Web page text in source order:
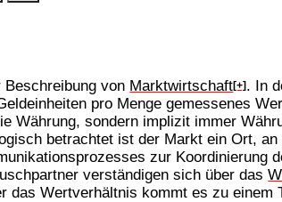
von Marktwirtschaft[+]. In
pro Menge gemessenes
Währung, sondern implizit immer
betrachtet ist der Markt ein Ort,
zur Koordinierung
verständigen sich über das
das Wertverhältnis kommt es zu einem